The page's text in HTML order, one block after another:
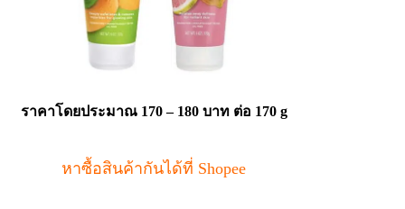
ราคาโดยประมาณ 170 – 180 บาท ต่อ 170 g
หาซื้อสินค้ากันได้ที่ Shopee